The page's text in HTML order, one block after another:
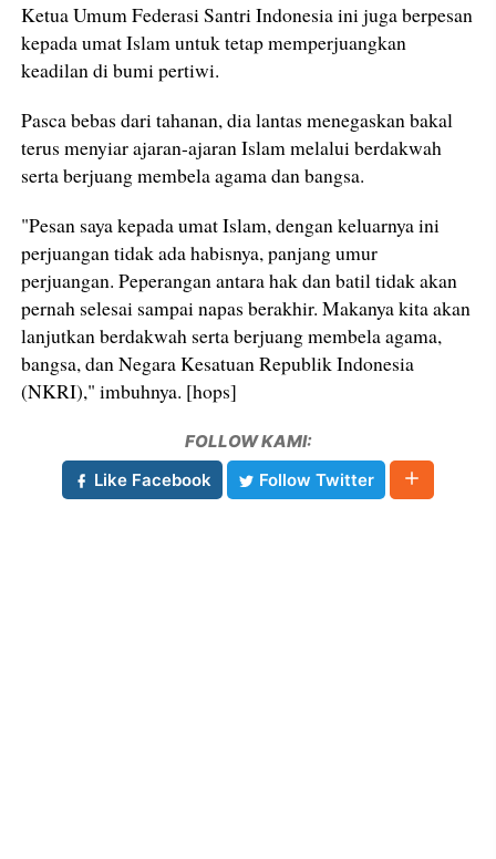
Ketua Umum Federasi Santri Indonesia ini juga berpesan
kepada umat Islam untuk tetap memperjuangkan
keadilan di bumi pertiwi.
Pasca bebas dari tahanan, dia lantas menegaskan bakal
terus menyiar ajaran-ajaran Islam melalui berdakwah
serta berjuang membela agama dan bangsa.
"Pesan saya kepada umat Islam, dengan keluarnya ini
perjuangan tidak ada habisnya, panjang umur
perjuangan. Peperangan antara hak dan batil tidak akan
pernah selesai sampai napas berakhir. Makanya kita akan
lanjutkan berdakwah serta berjuang membela agama,
bangsa, dan Negara Kesatuan Republik Indonesia
(NKRI)," imbuhnya. [hops]
FOLLOW KAMI:
Like Facebook
Follow Twitter